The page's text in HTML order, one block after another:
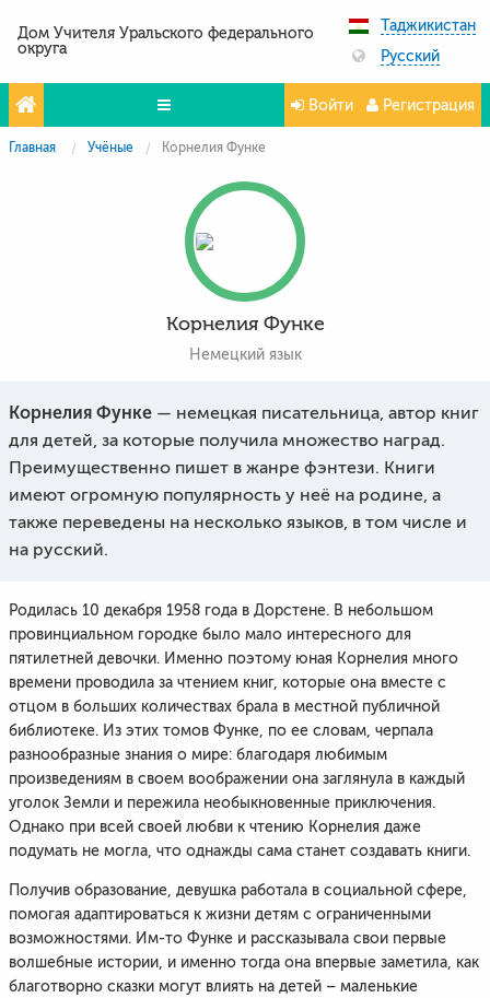
Дом Учителя Уральского федерального
округа
Таджикистан
Русский
Олимпиады
Войти Регистрация
Главная Учёные Корнелия Функе
Корнелия Функе
Немецкий язык
Корнелия Функе — немецкая писательница, автор книг
для детей, за которые получила множество наград.
Преимущественно пишет в жанре фэнтези. Книги
имеют огромную популярность у неё на родине, а
также переведены на несколько языков, в том числе и
на русский.
Родилась 10 декабря 1958 года в Дорстене. В небольшом
провинциальном городке было мало интересного для
пятилетней девочки. Именно поэтому юная Корнелия много
времени проводила за чтением книг, которые она вместе с
отцом в больших количествах брала в местной публичной
библиотеке. Из этих томов Функе, по ее словам, черпала
разнообразные знания о мире: благодаря любимым
произведениям в своем воображении она заглянула в каждый
уголок Земли и пережила необыкновенные приключения.
Однако при всей своей любви к чтению Корнелия даже
подумать не могла, что однажды сама станет создавать книги.
Получив образование, девушка работала в социальной сфере,
помогая адаптироваться к жизни детям с ограниченными
возможностями. Им-то Функе и рассказывала свои первые
волшебные истории, и именно тогда она впервые заметила, как
благотворно сказки могут влиять на детей – маленькие